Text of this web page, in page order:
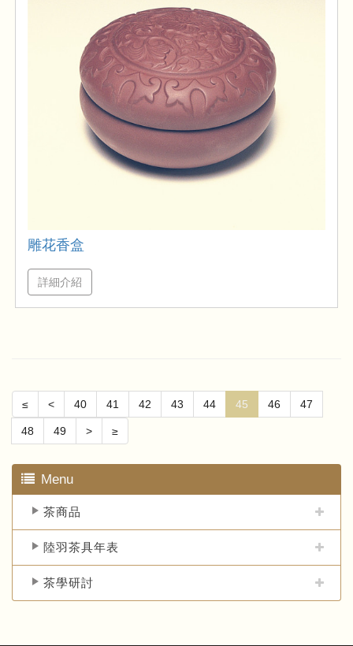
雕花香盒
詳細介紹
≤ < 40 41 42 43 44 45 46 47
48 49 > ≥
Menu
茶商品
陸羽茶具年表
茶學研討